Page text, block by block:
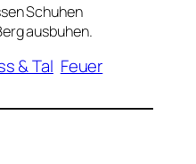
Schuhen
ausbuhen.
& Tal Feuer